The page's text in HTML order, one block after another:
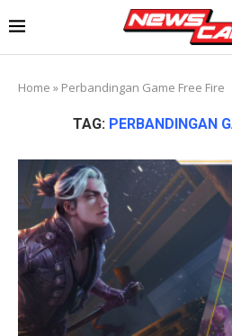
Home » Perbandingan Game Free Fire
TAG: PERBANDINGAN